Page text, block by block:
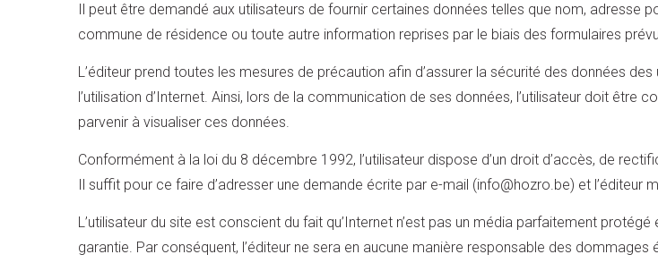
Il peut être demandé aux utilisateurs de fournir certaines données telles que nom, adresse
commune de résidence ou toute autre information reprises par le biais des formulaires
L’éditeur prend toutes les mesures de précaution afin d’assurer la sécurité des données
l’utilisation d’Internet. Ainsi, lors de la communication de ses données, l’utilisateur doit être
parvenir à visualiser ces données.
Conformément à la loi du 8 décembre 1992, l’utilisateur dispose d’un droit d’accès, de
Il suffit pour ce faire d’adresser une demande écrite par e-mail (info@hozro.be) et
L’utilisateur du site est conscient du fait qu’Internet n’est pas un média parfaitement
garantie. Par conséquent, l’éditeur ne sera en aucune manière responsable des dommages